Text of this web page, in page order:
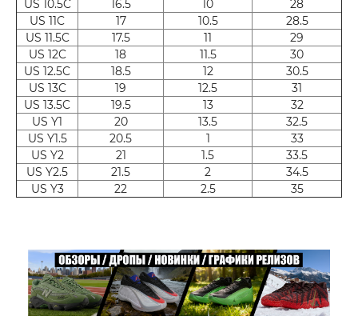
US 10.5C 16.5 10
28
US 11C
17 10.5
28.5
US 11.5C
17.5 11
29
US 12C
18 11.5
30
US 12.5C
18.5 12
30.5
US 13C
19 12.5
31
US 13.5C
19.5 13
32
US Y1
20 13.5
32.5
US Y1.5
20.5 1
33
US Y2
21 1.5
33.5
US Y2.5
21.5 2
34.5
US Y3
22 2.5 35